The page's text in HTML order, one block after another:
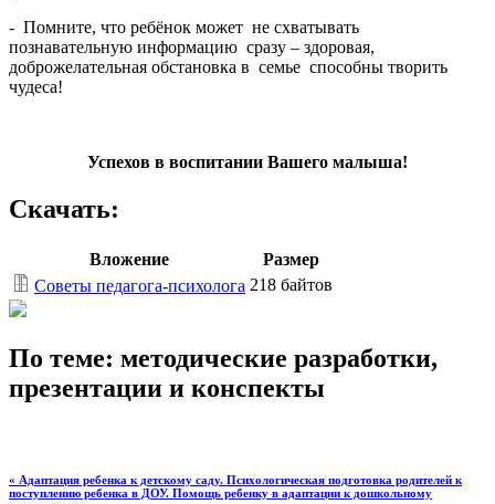
- Помните, что ребёнок может не схватывать
познавательную информацию сразу – здоровая,
доброжелательная обстановка в семье способны творить
чудеса!
Успехов в воспитании Вашего малыша!
Скачать:
Вложение
Размер
Советы педагога-психолога 218 байтов
По теме: методические разработки,
презентации и конспекты
« Адаптация ребенка к детскому саду. Психологическая подготовка родителей к
поступлению ребенка в ДОУ. Помощь ребенку в адаптации к дошкольному